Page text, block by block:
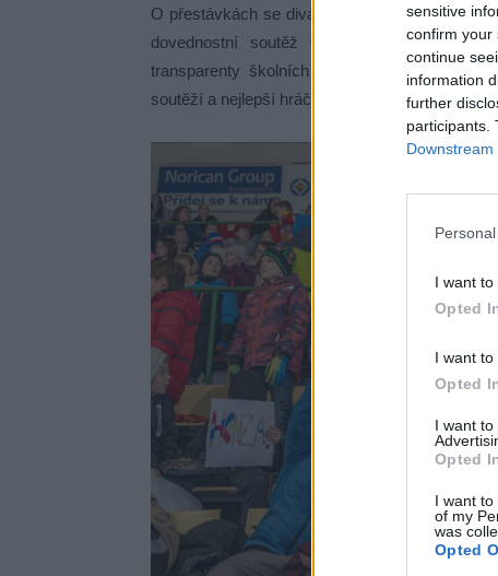
sensitive
confirm your
continue
information
further
participants.
I want to
Opted
I want to
Opted
I want
Opted
I want
of my
was
Opted
O přestávkách se diváci rozhodně nenudili.
dovednostní soutěž v rychlobruslení, ve
transparenty školních fanoušků, jejichž
soutěží a nejlepší hráči zápasu.